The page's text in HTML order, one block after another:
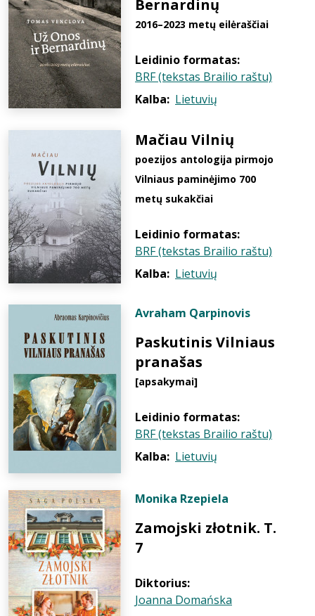
Bernardinų
2016–2023 metų eilėraščiai
Leidinio formatas:
BRF (tekstas Brailio raštu)
Kalba: Lietuvių
Mačiau Vilnių
poezijos antologija pirmojo
Vilniaus paminėjimo 700
metų sukakčiai
Leidinio formatas:
BRF (tekstas Brailio raštu)
Kalba: Lietuvių
Avraham Qarpinovis
Paskutinis Vilniaus
pranašas
[apsakymai]
Leidinio formatas:
BRF (tekstas Brailio raštu)
Kalba: Lietuvių
Monika Rzepiela
Zamojski złotnik. T.
7
Diktorius:
Joanna Domańska